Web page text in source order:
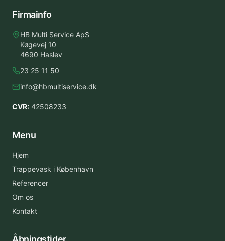
Firmainfo
HB Multi Service ApS
Køgevej 10
4690 Haslev
23 25 11 50
info@hbmultiservice.dk
CVR: 42508233
Menu
Hjem
Trappevask i København
Referencer
Om os
Kontakt